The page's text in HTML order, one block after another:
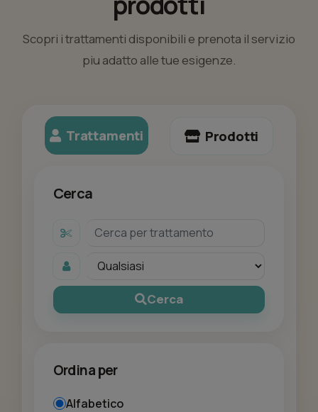
Scopri i trattamenti disponibili e prenota il servizio
piu adatto alle tue esigenze.
Trattamenti Prodotti
Cerca
Cerca
Ordina per
Alfabetico